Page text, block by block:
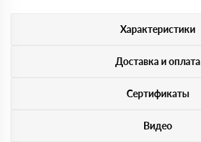
Характеристики
Доставка и оплата
Сертификаты
Видео